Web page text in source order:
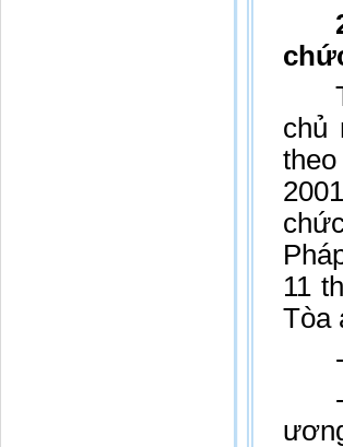
chủ
11
Tòa